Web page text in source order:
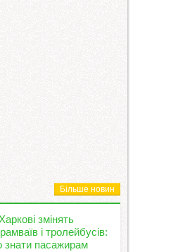
Більше новин
змінять
і тролейбусів:
знати пасажирам